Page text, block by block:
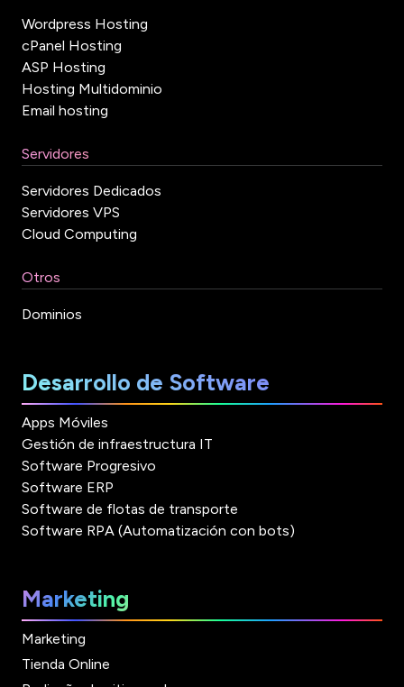
Wordpress Hosting
cPanel Hosting
ASP Hosting
Hosting Multidominio
Email hosting
Servidores
Servidores Dedicados
Servidores VPS
Cloud Computing
Otros
Dominios
Desarrollo de Software
Apps Móviles
Gestión de infraestructura IT
Software Progresivo
Software ERP
Software de flotas de transporte
Software RPA (Automatización con bots)
Marketing
Marketing
Tienda Online